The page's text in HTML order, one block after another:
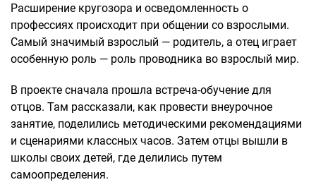
Расширение кругозора и осведомленность о
профессиях происходит при общении со взрослыми.
Самый значимый взрослый — родитель, а отец играет
особенную роль — роль проводника во взрослый мир.
В проекте сначала прошла встреча-обучение для
отцов. Там рассказали, как провести внеурочное
занятие, поделились методическими рекомендациями
и сценариями классных часов. Затем отцы вышли в
школы своих детей, где делились путем
самоопределения.